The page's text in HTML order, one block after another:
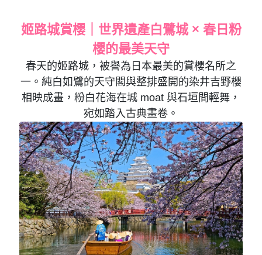
姬路城賞櫻｜世界遺產白鷺城 × 春日粉
櫻的最美天守
春天的姬路城，被譽為日本最美的賞櫻名所之
一。純白如鷺的天守閣與整排盛開的染井吉野櫻
相映成畫，粉白花海在城 moat 與石垣間輕舞，
宛如踏入古典畫卷。